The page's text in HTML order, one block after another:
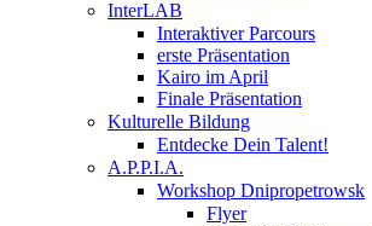
InterLAB
Interaktiver Parcours
erste Präsentation
Kairo im April
Finale Präsentation
Kulturelle Bildung
Entdecke Dein Talent!
A.P.P.I.A.
Workshop Dnipropetrowsk
Flyer